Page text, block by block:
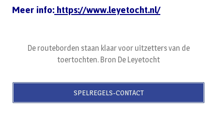
Meer info:https://www.leyetocht.nl/
De routeborden staan klaar voor uitzetters van de
toertochten. Bron De Leyetocht
SPELREGELS-CONTACT